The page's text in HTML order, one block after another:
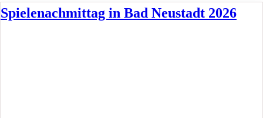
Spielenachmittag in Bad Neustadt 2026